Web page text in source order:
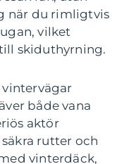
när du rimligtvis
vilket
skiduthyrning.
både vana
aktör
rutter och
vinterdäck,